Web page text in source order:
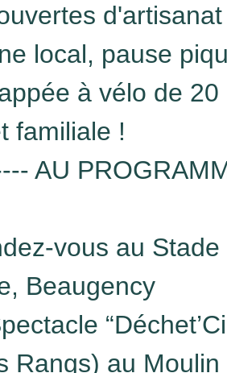
local, pause
à vélo de 20
familiale !
AU
vous au Stade
Beaugency
Rangs) au Moulin